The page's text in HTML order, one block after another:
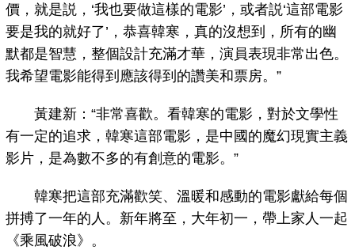
價，就是説，‘我也要做這樣的電影’，或者説‘這部電影
要是我的就好了’，恭喜韓寒，真的沒想到，所有的幽
默都是智慧，整個設計充滿才華，演員表現非常出色。
我希望電影能得到應該得到的讚美和票房。”
黃建新：“非常喜歡。看韓寒的電影，對於文學性
有一定的追求，韓寒這部電影，是中國的魔幻現實主義
影片，是為數不多的有創意的電影。”
韓寒把這部充滿歡笑、溫暖和感動的電影獻給每個
拼搏了一年的人。新年將至，大年初一，帶上家人一起
《乘風破浪》。